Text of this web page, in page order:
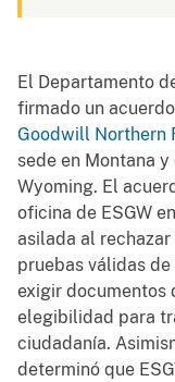
El Departamento
firmado un
Goodwill Northern
sede en Montana
Wyoming. El
oficina de ESGW
asilada al
pruebas válidas
exigir documentos
elegibilidad para
ciudadanía.
determinó que